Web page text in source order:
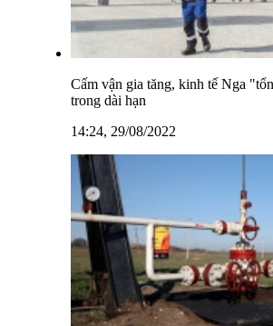
Cấm vận gia tăng, kinh tế Nga
trong dài hạn
14:24, 29/08/2022